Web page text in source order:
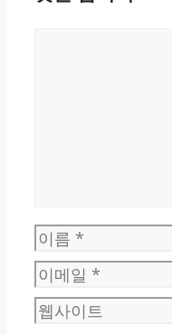
이
름
이
메
웹